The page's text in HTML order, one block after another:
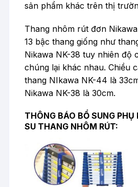
sản phẩm khác trên thị
Thang nhôm rút đơn
13 bậc thang giống như
Nikawa NK-38 tuy nhiên độ
chúng lại khác nhau. Chiều
thang NIkawa NK-44 là
Nikawa NK-38 là 30cm.
THÔNG BÁO BỔ SUNG
SU THANG NHÔM RÚT: